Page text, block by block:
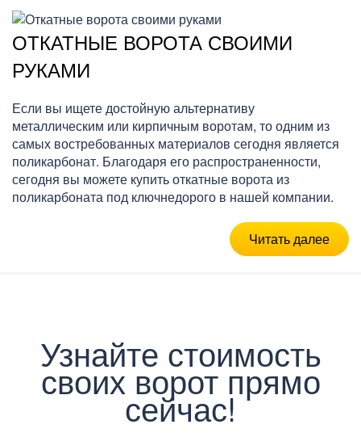
ОТКАТНЫЕ ВОРОТА СВОИМИ
РУКАМИ
Если вы ищете достойную альтернативу
металлическим или кирпичным воротам, то одним из
самых востребованных материалов сегодня является
поликарбонат. Благодаря его распространенности,
сегодня вы можете купить откатные ворота из
поликарбоната под ключнедорого в нашей компании.
Читать далее
Узнайте стоимость
своих ворот прямо
сейчас!